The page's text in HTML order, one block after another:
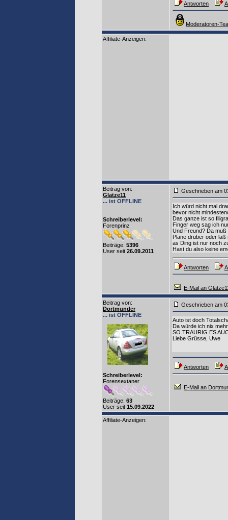
Antworten
Moderatoren-
Affiliate-Anzeigen:
Beitrag von:
Glatze11
... ist OFFLINE
Schreiberlevel:
Forenprinz
Beiträge: 5396
User seit 26.09.2011
Geschrieben am
Ich würd nicht mal
bevor nicht
Das ganze ist so
Finger weg sag ich
Und Freund? Da
Plane drüber oder
as Ding ist nur noch
Hast du also keine
Antworten
E-Mail an
Beitrag von:
Dortmunder
... ist OFFLINE
Schreiberlevel:
Forensextaner
Beiträge: 63
User seit 15.09.2022
Geschrieben am
Auto ist doch
Da würde ich nix
SO TRAURIG ES
Liebe Grüsse, Uwe
Antworten
E-Mail an
Affiliate-Anzeigen: